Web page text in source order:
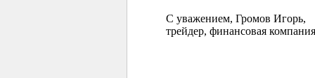
С уважением, Громов Игорь,
трейдер, финансовая